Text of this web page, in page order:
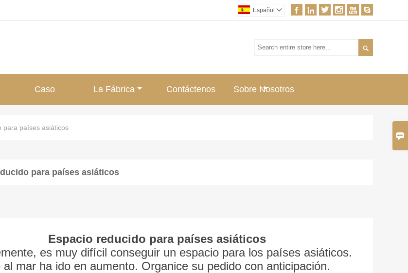

     
Español 

Caso La Fábrica Contáctenos Sobre Nosotros
para países asiáticos
para países asiáticos
Espacio reducido para países asiáticos
es muy difícil conseguir un espacio para los países asiáticos.
al mar ha ido en aumento. Organice su pedido con anticipación.